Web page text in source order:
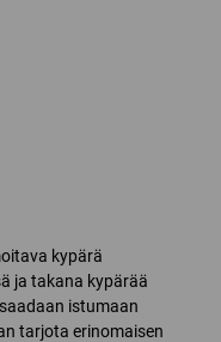
kypärä
ja takana kypärää
istumaan
tarjota erinomaisen